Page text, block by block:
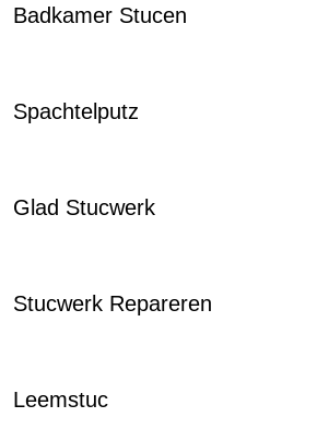
Badkamer Stucen
Spachtelputz
Glad Stucwerk
Stucwerk Repareren
Leemstuc